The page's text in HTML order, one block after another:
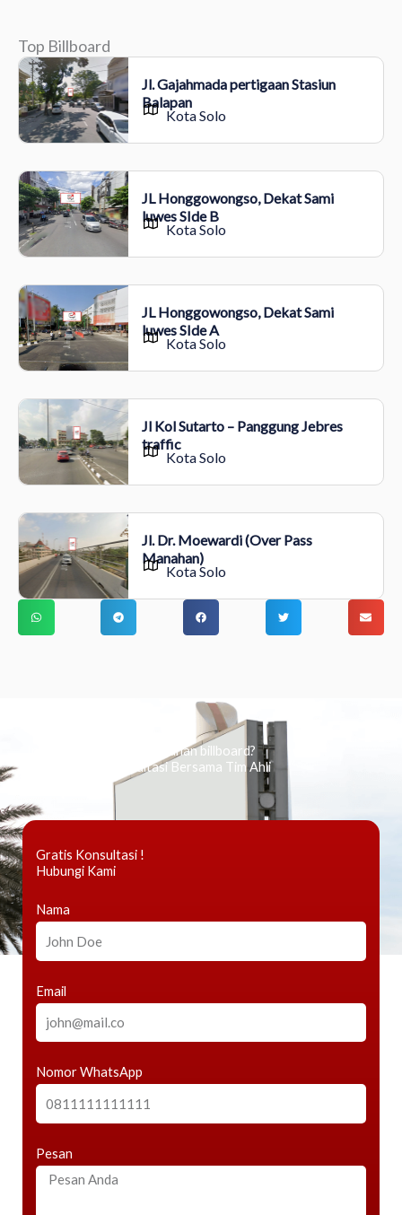
Top Billboard
Jl. Gajahmada pertigaan Stasiun
Balapan
Kota Solo
JL Honggowongso, Dekat Sami
luwes SIde B
Kota Solo
JL Honggowongso, Dekat Sami
luwes SIde A
Kota Solo
Jl Kol Sutarto – Panggung Jebres
traffic
Kota Solo
Jl. Dr. Moewardi (Over Pass
Manahan)
Kota Solo
Ingin tahu tentang periklanan billboard?
Kami Berikan Konsultasi Bersama Tim Ahli
Gratis Konsultasi !
Hubungi Kami
Nama
Email
Nomor WhatsApp
Pesan